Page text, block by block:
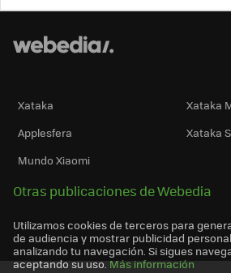
Xataka
Xataka
Applesfera
Xataka
Mundo Xiaomi
Otras publicaciones de Webedia
Utilizamos cookies de terceros para
de audiencia y mostrar publicidad
analizando tu navegación. Si sigues
aceptando su uso. Más información